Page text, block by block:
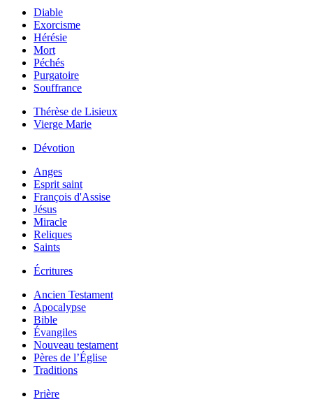
Diable
Exorcisme
Hérésie
Mort
Péchés
Purgatoire
Souffrance
Thérèse de Lisieux
Vierge Marie
Dévotion
Anges
Esprit saint
François d'Assise
Jésus
Miracle
Reliques
Saints
Écritures
Ancien Testament
Apocalypse
Bible
Évangiles
Nouveau testament
Pères de l’Église
Traditions
Prière